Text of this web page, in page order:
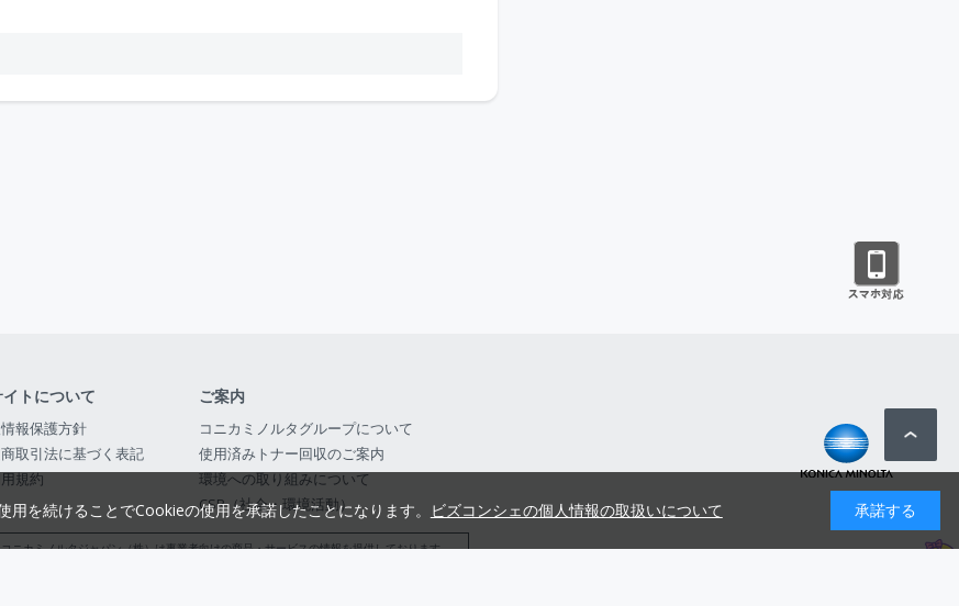
イトについて
報保護方針
取引法に基づく表記
規約
ご案内
コニカミノルタグループについて
使用済みトナー回収のご案内
環境への取り組みについて
CSR（社会・環境活動）
コニカミノルタジャパン（株）は事業者向けの商品・サービスの情報を提供しております
を続けることでCookieの使用を承諾したことになります。 ビズコンシェの個人情報の取扱いについて 承諾する